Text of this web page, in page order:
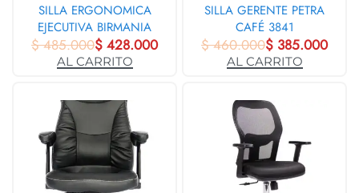
SILLA ERGONOMICA
EJECUTIVA BIRMANIA
MARCO BLANCO 31380
$485.000$ 428.000
AL CARRITO
SILLA GERENTE PETRA
CAFÉ 3841
$460.000$ 385.000
AL CARRITO